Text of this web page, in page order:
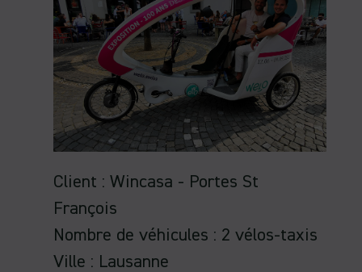
Client : Wincasa - Portes St
François
Nombre de véhicules : 2 vélos-taxis
Ville : Lausanne